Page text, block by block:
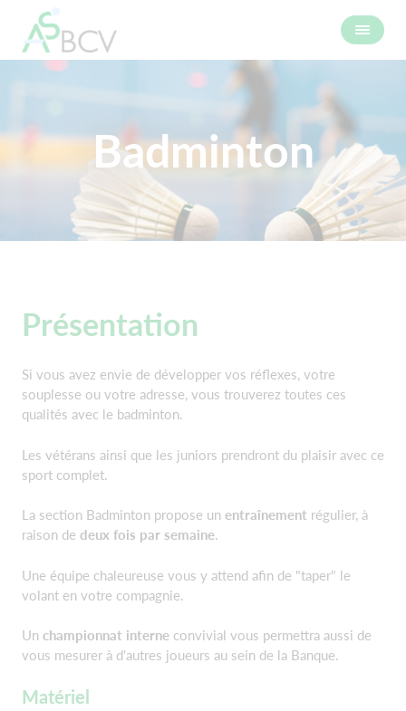
Badminton
Présentation
Si vous avez envie de développer vos réflexes, votre
souplesse ou votre adresse, vous trouverez toutes ces
qualités avec le badminton.
Les vétérans ainsi que les juniors prendront du plaisir avec ce
sport complet.
La section Badminton propose un entraînement régulier, à
raison de deux fois par semaine.
Une équipe chaleureuse vous y attend afin de "taper" le
volant en votre compagnie.
Un championnat interne convivial vous permettra aussi de
vous mesurer à d'autres joueurs au sein de la Banque.
Matériel